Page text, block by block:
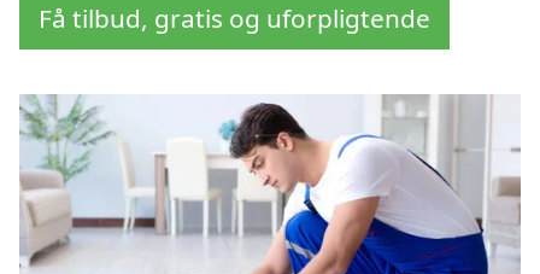
Få tilbud, gratis og uforpligtende